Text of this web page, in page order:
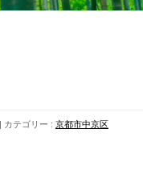
カテゴリー : 京都市中京区